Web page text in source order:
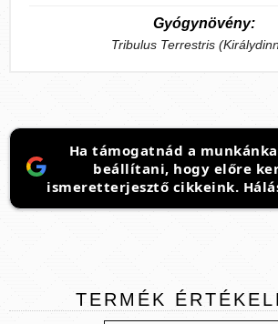
Gyógynövény:
Tribulus Terrestris
Ha támogatnád a
beállítani, hogy előre
ismeretterjesztő cikkeink.
TERMÉK